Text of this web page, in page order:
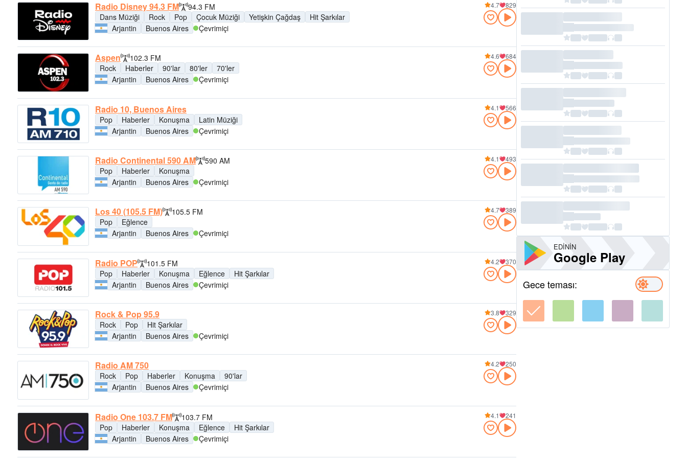
Radio Disney 94.3 FM
94.3 FM
Dans Müziği
Rock Pop Çocuk Müziği Yetişkin Çağdaş
Hit Şarkılar
Arjantin
Buenos Aires Çevrimiçi
4.7 829
Aspen
102.3 FM
Rock
Haberler 90'lar 80'ler
70'ler
Arjantin
Buenos Aires Çevrimiçi
4.6 684
Radio 10, Buenos Aires
Pop Haberler Konuşma
Latin Müziği
Arjantin
Buenos Aires Çevrimiçi
4.1 566
Radio Continental 590 AM
590 AM
Pop
Haberler
Konuşma
Arjantin
Buenos Aires Çevrimiçi
4.1 493
Los 40 (105.5 FM)
105.5 FM
Pop
Eğlence
Arjantin
Buenos Aires Çevrimiçi
4.7 389
Radio POP
101.5 FM
Pop
Haberler Konuşma Eğlence
Hit Şarkılar
Arjantin
Buenos Aires Çevrimiçi
4.2 370
Rock & Pop 95.9
Rock Pop
Hit Şarkılar
Arjantin
Buenos Aires Çevrimiçi
3.8 329
Radio AM 750
Rock Pop Haberler Konuşma
90'lar
Arjantin
Buenos Aires Çevrimiçi
4.2 250
Radio One 103.7 FM
103.7 FM
Pop
Haberler Konuşma Eğlence
Hit Şarkılar
Arjantin
Buenos Aires Çevrimiçi
4.1 241
EDININ
Google Play
Gece teması: